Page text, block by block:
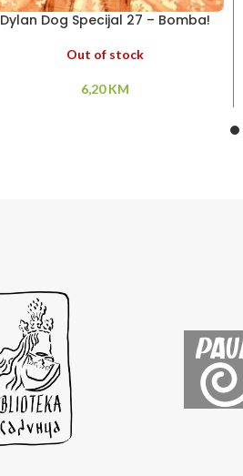
Dylan Dog Specijal 27 – Bomba!
Out of stock
6,20KM